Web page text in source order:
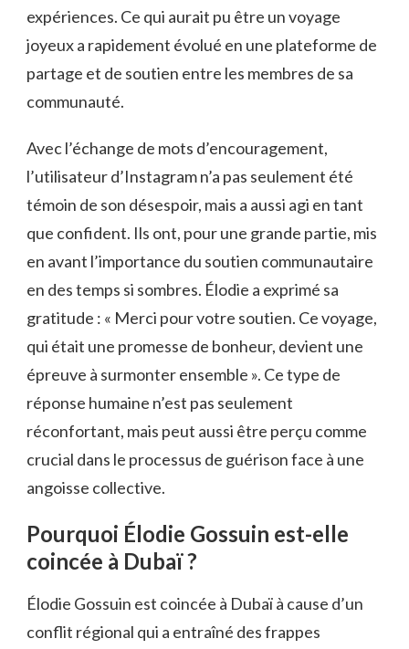
expériences. Ce qui aurait pu être un voyage
joyeux a rapidement évolué en une plateforme de
partage et de soutien entre les membres de sa
communauté.
Avec l’échange de mots d’encouragement,
l’utilisateur d’Instagram n’a pas seulement été
témoin de son désespoir, mais a aussi agi en tant
que confident. Ils ont, pour une grande partie, mis
en avant l’importance du soutien communautaire
en des temps si sombres. Élodie a exprimé sa
gratitude : « Merci pour votre soutien. Ce voyage,
qui était une promesse de bonheur, devient une
épreuve à surmonter ensemble ». Ce type de
réponse humaine n’est pas seulement
réconfortant, mais peut aussi être perçu comme
crucial dans le processus de guérison face à une
angoisse collective.
Pourquoi Élodie Gossuin est-elle
coincée à Dubaï ?
Élodie Gossuin est coincée à Dubaï à cause d’un
conflit régional qui a entraîné des frappes